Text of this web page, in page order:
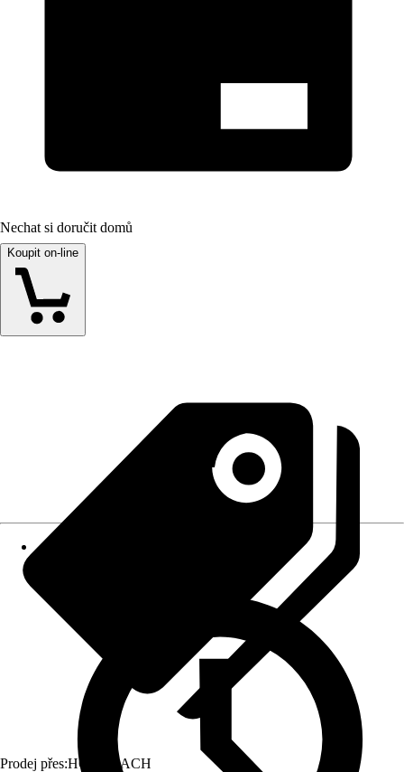
Nechat si doručit domů
Koupit on-line
Prodej přes:HORNBACH